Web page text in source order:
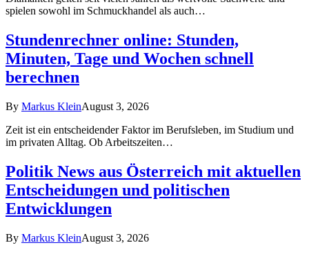
spielen sowohl im Schmuckhandel als auch…
Stundenrechner online: Stunden,
Minuten, Tage und Wochen schnell
berechnen
By Markus KleinAugust 3, 2026
Zeit ist ein entscheidender Faktor im Berufsleben, im Studium und
im privaten Alltag. Ob Arbeitszeiten…
Politik News aus Österreich mit aktuellen
Entscheidungen und politischen
Entwicklungen
By Markus KleinAugust 3, 2026